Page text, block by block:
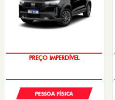
PREÇO IMPERDÍVEL
PESSOA FÍSICA